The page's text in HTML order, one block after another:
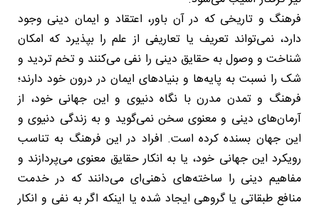
فرهنگ و تاریخی که در آن باور، اعتقاد و ایمان دینی وجود
دارد، نمی‌تواند تعریف یا تعاریفی از علم را بپذیرد که امکان
شناخت و وصول به حقایق دینی را نفی می‌کنند و تخم تردید و
شک را نسبت به پایه‌ها و بنیادهای ایمان در درون خود دارند؛
فرهنگ و تمدن مدرن با نگاه دنیوی و این جهانی خود، از
آرمان‌های دینی و معنوی سخن نمی‌گوید و به زندگی دنیوی و
این جهان بسنده کرده است. افراد در این فرهنگ به تناسب
رویکرد این جهانی خود، یا به انکار حقایق معنوی می‌پردازند و
مفاهیم دینی را ساخته‌های ذهنی‌ای می‌دانند که در خدمت
منافع طبقاتی یا گروهی ایجاد شده یا اینکه اگر به نفی و انکار